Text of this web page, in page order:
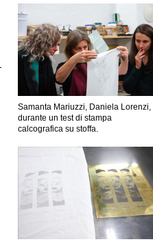
Samanta Mariuzzi, Daniela Lorenzi,
durante un test di stampa
calcografica su stoffa.